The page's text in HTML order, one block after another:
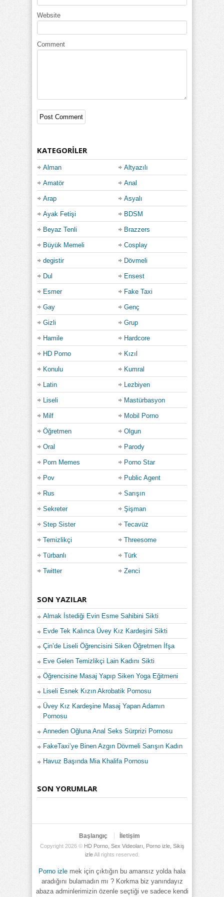
ikisinin de yüzünde bu dersten ne kadar memnun
Latin, esmer güzeli kadının yüzüne doğru sikini
kadının yüzüne boşaldı.
Kategoriler:
Website
Comment
KATEGORILER
Alman Altyazılı
Amatör Anal
Arap Asyalı
Ayak Fetişi BDSM
Beyaz Tenli Brazzers
Büyük Memeli Cosplay
degistir Dövmeli
Dul Ensest
Esmer Fake Taxi
Gay Genç
Gizli Grup
Hamile Hardcore
HD Porno Kızıl
Konulu Kumral
Latin Lezbiyen
Liseli Mastürbasyon
Milf Mobil Porno
Öğretmen Olgun
Oral Parody
Porn Memes Porno Star
Pov Public Agent
Rus Sarışın
Sekreter Şişman
Step Sister Tecavüz
Temizlikçi Threesome
Türbanlı Türk
Twitter Zenci
SON YAZILAR
Almak İstediği Evin Esme Sahibini Sikti
Evde Tek Kalınca Üvey Kız Kardeşini Sikti
Çin’de Liseli Öğrencisini Siken Öğretmen İfşa
Eve Gelen Temizlikçi Lain Kadını Sikti
Öğrencisine Masaj Yapıp Siken Yoga Eğitmeni
Liseli Esnek Kızın Akrobatik Pornosu
Üvey Kız Kardeşine Masaj Yapan Adamın
Pornosu
Anneden Oğluna Anal Seks Sürprizi Pornosu
FakeTaxi’ye Binen Azgın Dövmeli Sarışın Kadın
Havuz Başında Mia Khalifa Pornosu
SON YORUMLAR
Başlangıç İletişim
Copyright 2026 © HD Porno, Sex Videoları, Porno izle, Sikiş
izleAll rights reserved.
Porno izle mek için çıktığın bu amansız yolda hala
aradığını bulamadın mı ? Korkma biz yanındayız
abaza adminlerimizin özenle seçtiği ve sadece kendi